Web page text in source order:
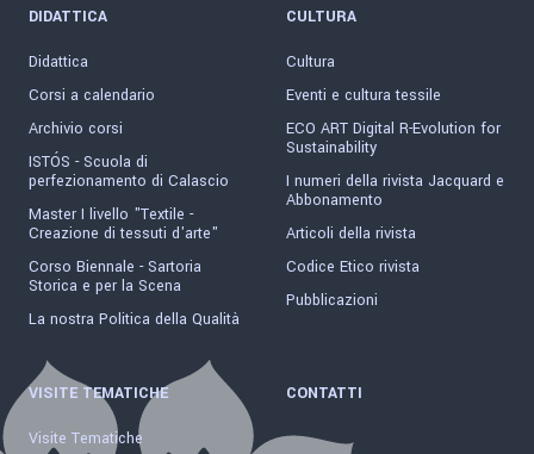
DIDATTICA
Didattica
Corsi a calendario
Archivio corsi
ISTÓS - Scuola di
perfezionamento di Calascio
Master I livello "Textile -
Creazione di tessuti d'arte"
Corso Biennale - Sartoria
Storica e per la Scena
La nostra Politica della Qualità
CULTURA
Cultura
Eventi e cultura tessile
ECO ART Digital R-Evolution for
Sustainability
I numeri della rivista Jacquard e
Abbonamento
Articoli della rivista
Codice Etico rivista
Pubblicazioni
VISITE TEMATICHE
Visite Tematiche
CONTATTI